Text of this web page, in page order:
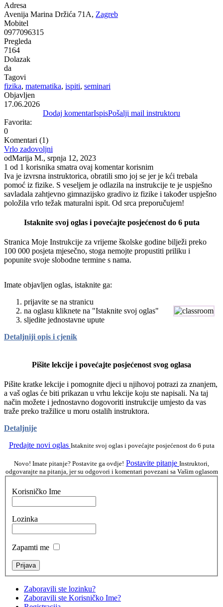
Adresa
Avenija Marina Držića 71A, Zagreb
Mobitel
0977096315
Pregleda
7164
Dolazak
da
Tagovi
fizika, matematika, ispiti, seminari
Objavljen
17.06.2026
Dodaj komentarIspisPošalji mail instruktoru
Favorita:
0
Komentari (1)
Vrlo zadovoljni
odMarija M., srpnja 12, 2023
1 od 1 korisnika smatra ovaj komentar korisnim
Iva je izvrsna instruktorica, obratili smo joj se jer je kći trebala
pomoć iz fizike. S veseljem je odlazila na instrukcije te je uspješno
savladala zahtjevno gimnazijsko gradivo iz fizike i također uspješno
položila vrlo težak maturalni ispit. Od srca preporučujem!
Istaknite svoj oglas i povećajte posjećenost do 6 puta
Stranica Moje Instrukcije za vrijeme školske godine bilježi preko
100 000 posjeta mjesečno, stoga nemojte propustiti priliku i
popunite svoje slobodne termine s nama.
Imate objavljen oglas, istaknite ga:
prijavite se na stranicu
na oglasu kliknete na "Istaknite svoj oglas"
sljedite jednostavne upute
Detaljniji opis i cjenik
Pišite lekcije i povećajte posjećenost svog oglasa
Pišite kratke lekcije i pomognite djeci u njihovoj potrazi za znanjem,
a vaš oglas će biti prikazan u vrhu lekcije koju ste napisali. Na taj
način možete i jednostavno dogovoriti instrukcije umjesto da vas
traže preko tražilice u moru ostalih instruktora.
Detaljnije
Predajte novi oglas Istaknite svoj oglas i povećajte posjećenost do 6 puta
Novo! Imate pitanje? Postavite ga ovdje! Postavite pitanje Instruktori,
odgovarajte na pitanja, jer su odgovori i komentari povezani sa Vašim oglasom
Korisničko Ime
Lozinka
Zapamti me
Zaboravili ste lozinku?
Zaboravili ste Korisničko Ime?